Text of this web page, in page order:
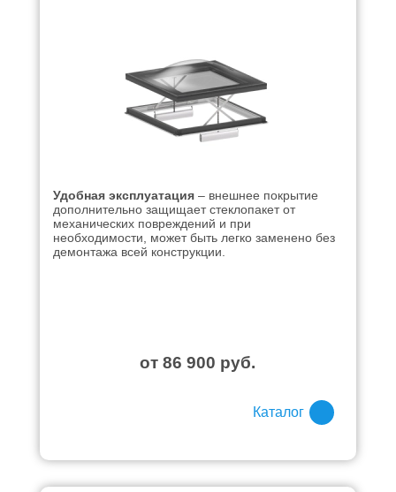
Удобная эксплуатация– внешнее покрытие
дополнительно защищает стеклопакет от
механических повреждений и при
необходимости, может быть легко заменено без
демонтажа всей конструкции.
от 86 900 руб.
Каталог